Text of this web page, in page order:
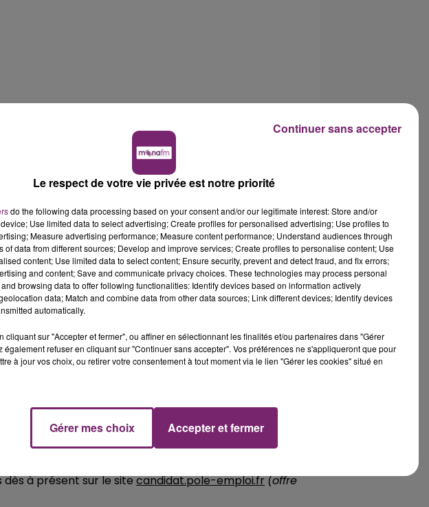
personnalisés, la chaîne
pour un contrat en CDI basé au sein de son
travail.
rapide.
en équipe.
à 22h30 le mercredi, jeudi, vendredi, samedi et dimanche
dès à présent sur le sitecandidat.pole-emploi.fr(offre
Le respect de votre vie privée est notre priorité
do the following data processing based on your consent and/or our legitimate interest: Store and/or
Use limited data to select advertising; Create profiles for personalised advertising; Use profiles to
Measure advertising performance; Measure content performance; Understand audiences through
of data from different sources; Develop and improve services; Create profiles to personalise content; Use
content; Use limited data to select content; Ensure security, prevent and detect fraud, and fix errors;
and content; Save and communicate privacy choices. These technologies may process personal
browsing data to offer following functionalities: Identify devices based on information actively
data; Match and combine data from other data sources; Link different devices; Identify devices
automatically.
cliquant sur "Accepter et fermer", ou affiner en sélectionnant les finalités et/ou partenaires dans "Gérer
également refuser en cliquant sur "Continuer sans accepter". Vos préférences ne s'appliqueront que pour
à jour vos choix, ou retirer votre consentement à tout moment via le lien "Gérer les cookies" situé en
Gérer mes choix Accepter et fermer
Continuer sans accepter